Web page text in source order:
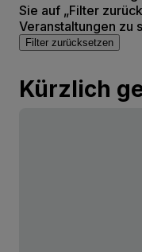
Sie auf „Filter
Veranstaltungen zu
Filter zurücksetzen
Kürzlich